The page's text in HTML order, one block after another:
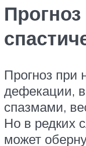
Прогноз
Прогноз при
дефекации,
спазмами,
Но в редких
может